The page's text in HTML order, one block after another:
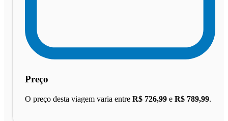
Preço
O preço desta viagem varia entre R$ 726,99 e R$ 789,99.